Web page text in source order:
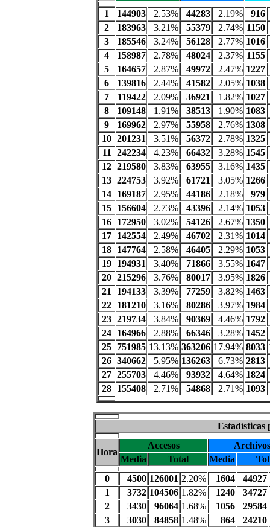
1
144903 2.53% 44283 2.19%
916
2
183963 3.21% 55379 2.74% 1150
3
185546 3.24% 56128 2.77% 1016
4
158987 2.78% 48024 2.37% 1155
5
164657 2.87% 49972 2.47% 1227
6
139816 2.44% 41582 2.05% 1038
7
119422 2.09% 36921 1.82% 1027
8
109148 1.91% 38513 1.90% 1083
9
169962 2.97% 55958 2.76% 1308
10 201231 3.51% 56372 2.78% 1325
11
242234 4.23% 66432 3.28% 1545
12 219580 3.83% 63955 3.16% 1435
13 224753 3.92% 61721 3.05% 1266
14 169187 2.95% 44186 2.18%
979
15 156604 2.73% 43396 2.14% 1053
16 172950 3.02% 54126 2.67% 1350
17 142554 2.49% 46702 2.31% 1014
18 147764 2.58% 46405 2.29% 1053
19 194931 3.40% 71866 3.55% 1647
20 215296 3.76% 80017 3.95% 1826
21
194133 3.39% 77259 3.82% 1463
22 181210 3.16% 80286 3.97% 1984
23 219734 3.84% 90369 4.46% 1792
24 164966 2.88% 66346 3.28% 1452
25 751985 13.13% 363206 17.94% 8033
26 340662 5.95% 136263 6.73% 2813
27 255703 4.46% 93932 4.64% 1824
28 155408 2.71% 54868 2.71% 1093
Estadísticas
Hora
Accesos
Archivos
Media
Total Media
0
4500 126001 2.20% 1604
44927
1
3732 104506 1.82% 1240
34727
2
3430 96064 1.68% 1056
29584
3
3030 84858 1.48% 864
24210